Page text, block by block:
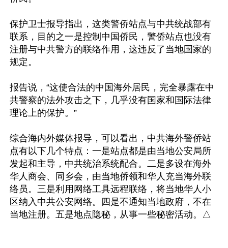
保护卫士报导指出，这类警侨站点与中共统战部有
联系，目的之一是控制中国侨民，警侨站点也没有
注册与中共警方的联络作用，这违反了当地国家的
规定。
报告说，“这使合法的中国海外居民，完全暴露在中
共警察的法外攻击之下，几乎没有国家和国际法律
理论上的保护。”
综合海内外媒体报导，可以看出，中共海外警侨站
点有以下几个特点：一是站点都是由当地公安局所
发起和主导，中共统治系统配合。二是多设在海外
华人商会、同乡会，由当地侨领和华人充当海外联
络员。三是利用网络工具远程联络，将当地华人小
区纳入中共公安网络。四是不通知当地政府，不在